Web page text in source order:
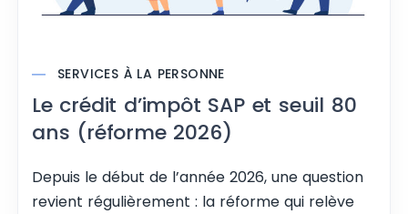
SERVICES À LA PERSONNE
Le crédit d’impôt SAP et seuil 80
ans (réforme 2026)
Depuis le début de l’année 2026, une question
revient régulièrement : la réforme qui relève